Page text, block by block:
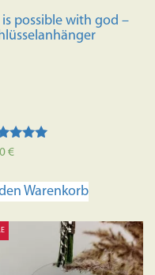
is possible with god –
mit
€
Warenkorb